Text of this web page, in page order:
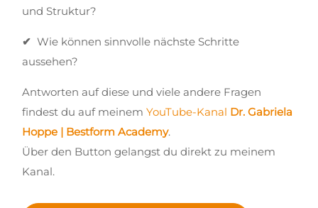
und Struktur?
✔ Wie können sinnvolle nächste Schritte
aussehen?
Antworten auf diese und viele andere Fragen
findest du auf meinemYouTube-Kanal Dr. Gabriela
Hoppe | Bestform Academy.
Über den Button gelangst du direkt zu meinem
Kanal.